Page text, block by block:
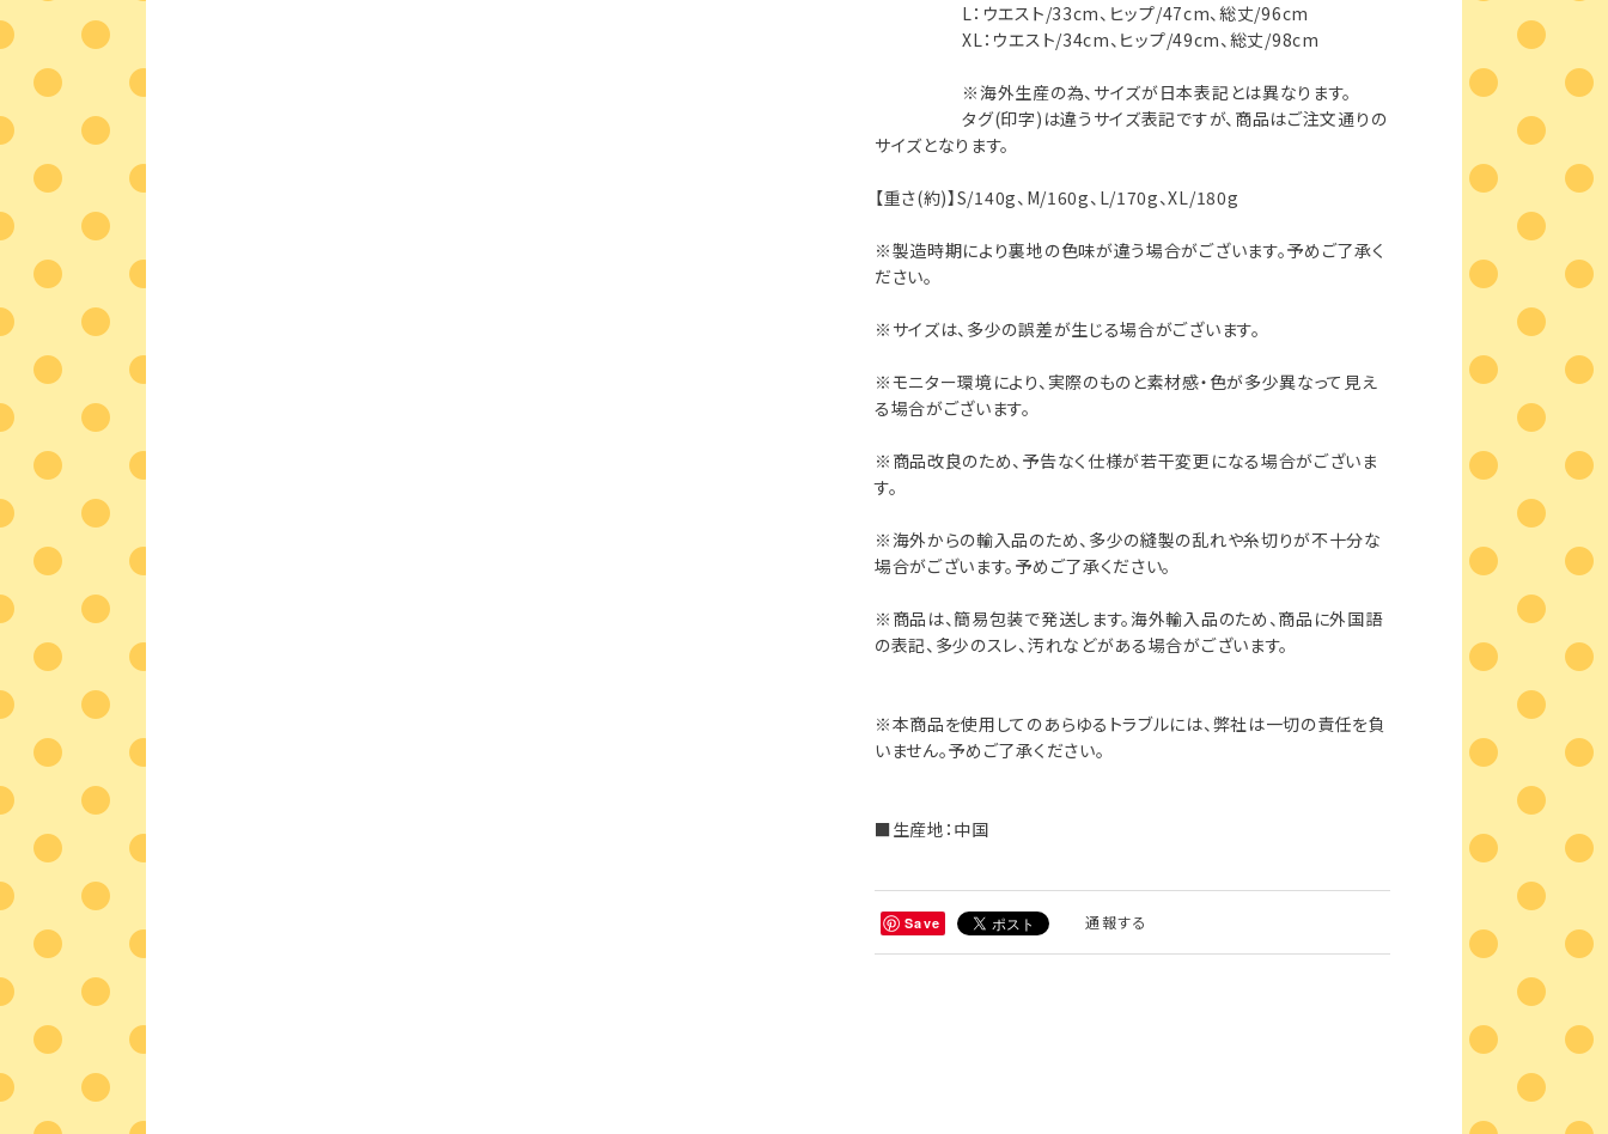
L：ウエスト/33cm、ヒップ/47cm、総丈/96cm
XL：ウエスト/34cm、ヒップ/49cm、総丈/98cm
※海外生産の為、サイズが日本表記とは異なります。
タグ(印字)は違うサイズ表記ですが、商品はご注文通りの
サイズとなります。
【重さ(約)】S/140g、M/160g、L/170g、XL/180g
※製造時期により裏地の色味が違う場合がございます。予めご了承く
ださい。
※サイズは、多少の誤差が生じる場合がございます。
※モニター環境により、実際のものと素材感・色が多少異なって見え
る場合がございます。
※商品改良のため、予告なく仕様が若干変更になる場合がございま
す。
※海外からの輸入品のため、多少の縫製の乱れや糸切りが不十分な
場合がございます。予めご了承ください。
※商品は、簡易包装で発送します。海外輸入品のため、商品に外国語
の表記、多少のスレ、汚れなどがある場合がございます。
※本商品を使用してのあらゆるトラブルには、弊社は一切の責任を負
いません。予めご了承ください。
■生産地：中国
Save 通報する